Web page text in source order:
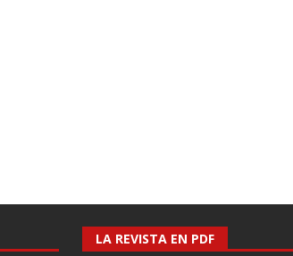
LA REVISTA EN PDF